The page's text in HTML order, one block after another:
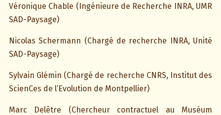
Véronique Chable (Ingénieure de Recherche INRA, UMR
SAD-Paysage)
Nicolas Schermann (Chargé de recherche INRA, Unité
SAD-Paysage)
Sylvain Glémin (Chargé de recherche CNRS, Institut des
ScienCes de l’Evolution de Montpellier)
Marc Delêtre (Chercheur contractuel au Muséum